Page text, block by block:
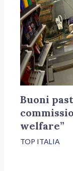
Buoni
welfare”
TOP ITALIA